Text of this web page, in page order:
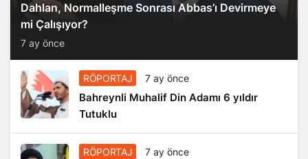
Dahlan, Normalleşme Sonrası Abbas’ı Devirmeye
mi Çalışıyor?
7 ay önce
RÖPORTAJ 7 ay önce
Bahreynli Muhalif Din Adamı 6 yıldır
Tutuklu
RÖPORTAJ 7 ay önce